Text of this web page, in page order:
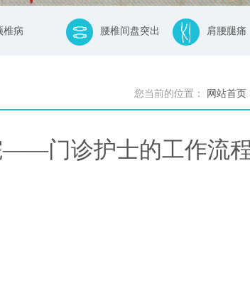
椎病 腰椎间盘突出 肩腰腿痛
您当前的位置： 网站首页
——门诊护士的工作流